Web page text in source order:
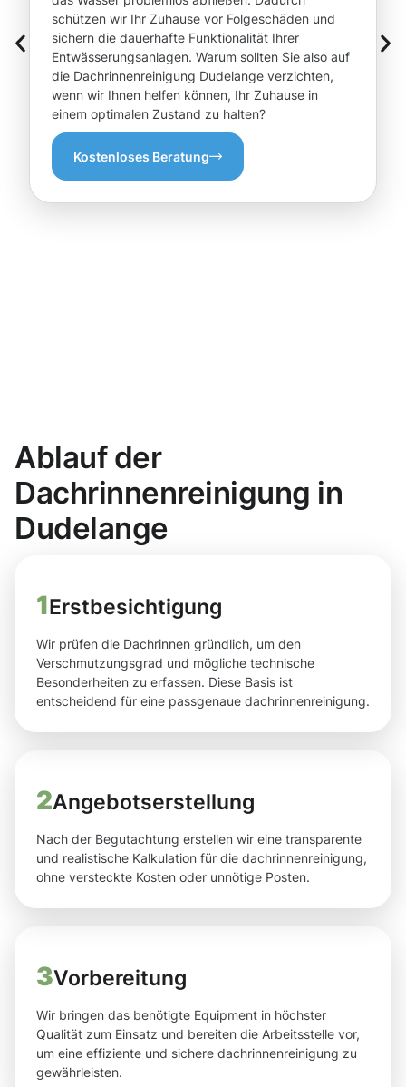
schützen wir Ihr Zuhause vor Folgeschäden und
sichern die dauerhafte Funktionalität Ihrer
Entwässerungsanlagen. Warum sollten Sie also auf
die Dachrinnenreinigung Dudelange verzichten,
wenn wir Ihnen helfen können, Ihr Zuhause in
einem optimalen Zustand zu halten?
Kostenloses Beratung
Ablauf der
Dachrinnenreinigung in
Dudelange
1Erstbesichtigung
Wir prüfen die Dachrinnen gründlich, um den
Verschmutzungsgrad und mögliche technische
Besonderheiten zu erfassen. Diese Basis ist
entscheidend für eine passgenaue dachrinnenreinigung.
2Angebotserstellung
Nach der Begutachtung erstellen wir eine transparente
und realistische Kalkulation für die dachrinnenreinigung,
ohne versteckte Kosten oder unnötige Posten.
3Vorbereitung
Wir bringen das benötigte Equipment in höchster
Qualität zum Einsatz und bereiten die Arbeitsstelle vor,
um eine effiziente und sichere dachrinnenreinigung zu
gewährleisten.